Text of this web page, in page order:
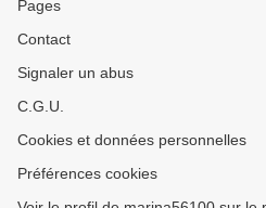
Pages
Contact
Signaler un abus
C.G.U.
Cookies et données personnelles
Préférences cookies